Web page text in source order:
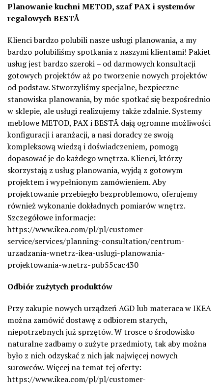
Planowanie kuchni METOD, szaf PAX i systemów
regałowych BESTÅ
Klienci bardzo polubili nasze usługi planowania, a my
bardzo polubiliśmy spotkania z naszymi klientami! Pakiet
usług jest bardzo szeroki – od darmowych konsultacji
gotowych projektów aż po tworzenie nowych projektów
od podstaw. Stworzyliśmy specjalne, bezpieczne
stanowiska planowania, by móc spotkać się bezpośrednio
w sklepie, ale usługi realizujemy także zdalnie. Systemy
meblowe METOD, PAX i BESTÅ dają ogromne możliwości
konfiguracji i aranżacji, a nasi doradcy ze swoją
kompleksową wiedzą i doświadczeniem, pomogą
dopasować je do każdego wnętrza. Klienci, którzy
skorzystają z usług planowania, wyjdą z gotowym
projektem i wypełnionym zamówieniem. Aby
projektowanie przebiegło bezproblemowo, oferujemy
również wykonanie dokładnych pomiarów wnętrz.
Szczegółowe informacje:
https://www.ikea.com/pl/pl/customer-
service/services/planning-consultation/centrum-
urzadzania-wnetrz-ikea-uslugi-planowania-
projektowania-wnetrz-pub55cac430
Odbiór zużytych produktów
Przy zakupie nowych urządzeń AGD lub materaca w IKEA
można zamówić dostawę z odbiorem starych,
niepotrzebnych już sprzętów. W trosce o środowisko
naturalne zadbamy o zużyte przedmioty, tak aby można
było z nich odzyskać z nich jak najwięcej nowych
surowców. Więcej na temat tej oferty:
https://www.ikea.com/pl/pl/customer-